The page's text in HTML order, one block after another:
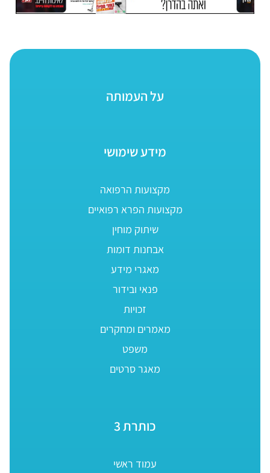
על העמותה
מידע שימושי
מקצועות הרפואה
מקצועות הפרא רפואיים
שיתוק מוחין
אבחנות דומות
מאגרי מידע
פנאי ובידור
זכויות
מאמרים ומחקרים
משפט
מאגר סרטים
כותרת 3
עמוד ראשי